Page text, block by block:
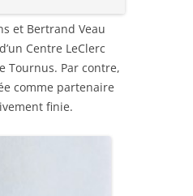
SPECIAL
EN
2019
et Bertrand Veau
Centre LeClerc
Tournus. Par contre,
comme partenaire
finie.